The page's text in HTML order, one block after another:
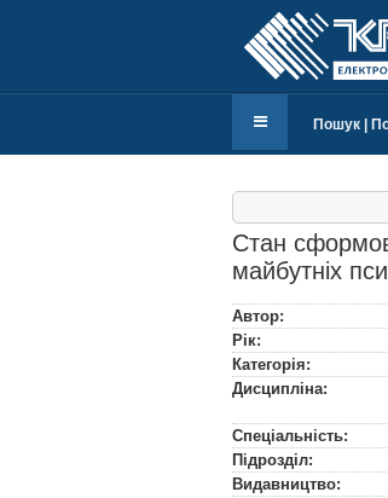
Пошук |
Стан
майбутніх
Автор:
Рік:
Категорія:
Дисципліна:
Спеціальність:
Підрозділ:
Видавництво: